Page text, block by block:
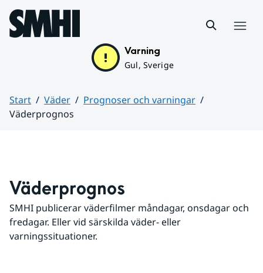
Hoppa till sidans innehåll
Varning
Gul, Sverige
Start Väder
Prognoser och varningar
Väderprognos
Väderprognos
SMHI publicerar väderfilmer måndagar, onsdagar och
fredagar. Eller vid särskilda väder- eller
varningssituationer.